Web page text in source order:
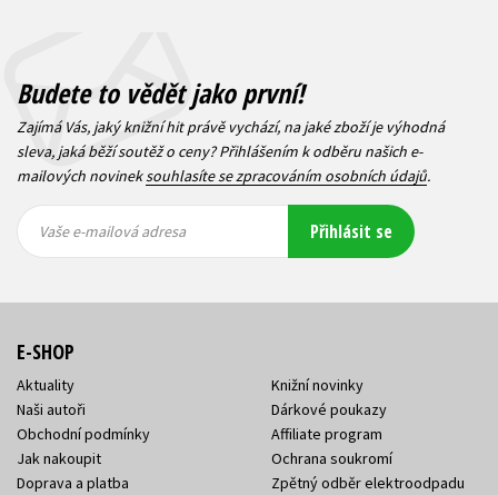
Budete to vědět jako první!
Zajímá Vás, jaký knižní hit právě vychází, na jaké zboží je výhodná
sleva, jaká běží soutěž o ceny? Přihlášením k odběru našich e-
mailových novineksouhlasíte se zpracováním osobních údajů.
mailová
mailová
Vaše e-mailová adresa Přihlásit se
E-SHOP
Aktuality
Naši autoři
Obchodní podmínky
Jak nakoupit
Doprava a platba
Knižní novinky
Dárkové poukazy
Affiliate program
Ochrana soukromí
Zpětný odběr elektroodpadu